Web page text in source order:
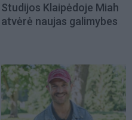
Studijos Klaipėdoje Miah
atvėrė naujas galimybes